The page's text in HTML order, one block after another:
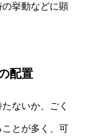
挙動などに顕
配置
ないか、ごく
とが多く、可